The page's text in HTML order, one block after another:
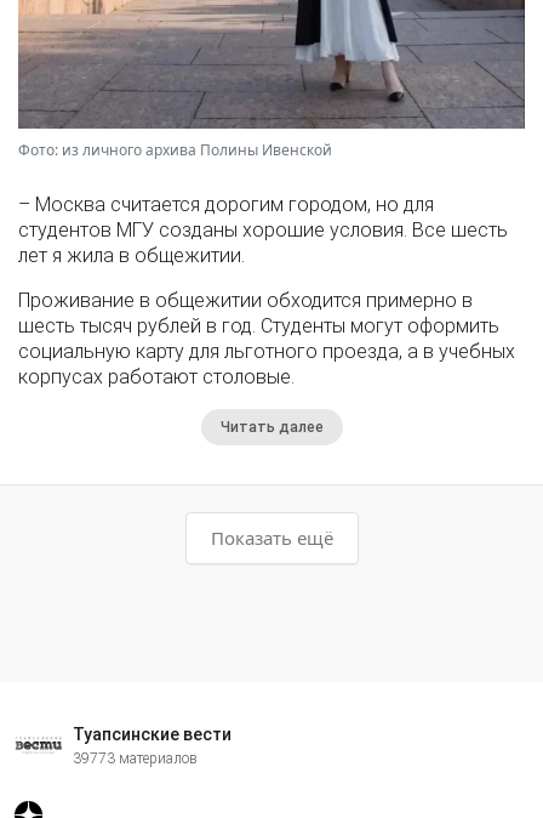
Фото: из личного архива Полины Ивенской
– Москва считается дорогим городом, но для
студентов МГУ созданы хорошие условия. Все шесть
лет я жила в общежитии.
Проживание в общежитии обходится примерно в
шесть тысяч рублей в год. Студенты могут оформить
социальную карту для льготного проезда, а в учебных
корпусах работают столовые.
Читать далее
Показать ещё
Туапсинские вести
39773 материалов